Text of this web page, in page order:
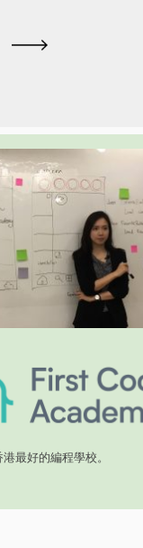
港最好的編程學校。